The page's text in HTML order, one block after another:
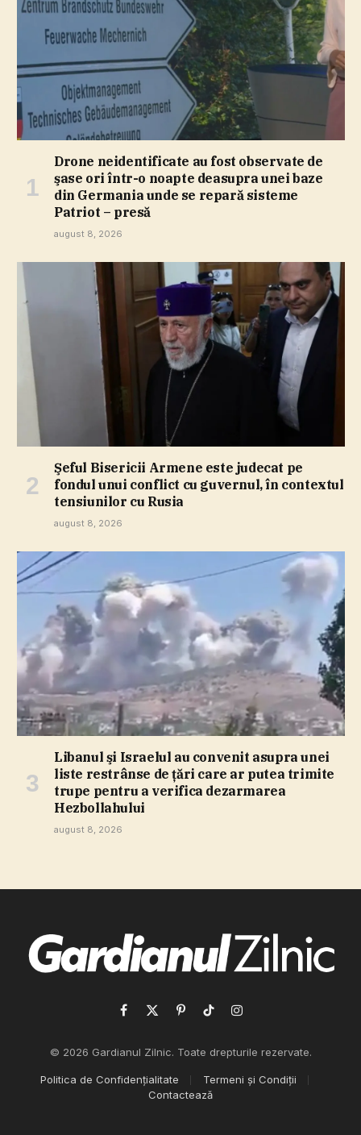
Drone neidentificate au fost observate de
şase ori într-o noapte deasupra unei baze
din Germania unde se repară sisteme
Patriot – presă
august 8, 2026
Şeful Bisericii Armene este judecat pe
fondul unui conflict cu guvernul, în contextul
tensiunilor cu Rusia
august 8, 2026
Libanul şi Israelul au convenit asupra unei
liste restrânse de ţări care ar putea trimite
trupe pentru a verifica dezarmarea
Hezbollahului
august 8, 2026
Facebook
X
PinterestTikTokInstagram
© 2026 Gardianul Zilnic. Toate drepturile rezervate.
Politica de Confidențialitate
Termeni și Condiții
Contactează